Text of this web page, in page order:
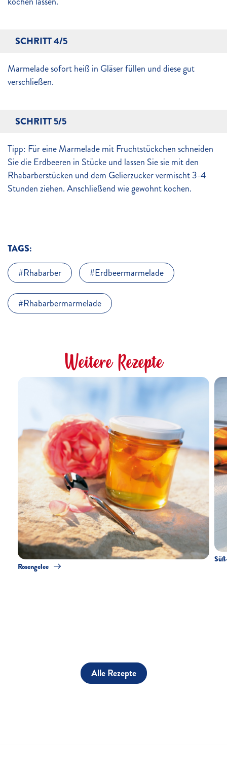
SCHRITT 4/5
Marmelade sofort heiß in Gläser füllen und diese gut
verschließen.
SCHRITT 5/5
Tipp: Für eine Marmelade mit Fruchtstückchen schneiden
Sie die Erdbeeren in Stücke und lassen Sie sie mit den
Rhabarberstücken und dem Gelierzucker vermischt 3-4
Stunden ziehen. Anschließend wie gewohnt kochen.
TAGS:
Rhabarber
Erdbeermarmelade
Rhabarbermarmelade
Weitere Rezepte
Rosengelee
Alle Rezepte